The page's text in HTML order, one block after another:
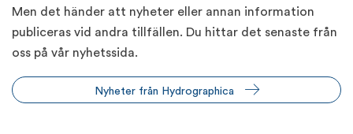
Men det händer att nyheter eller annan information
publiceras vid andra tillfällen. Du hittar det senaste från
oss på vår nyhetssida.
Nyheter från Hydrographica